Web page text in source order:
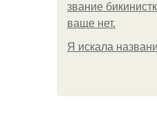
звание
ваще нет.
Я искала